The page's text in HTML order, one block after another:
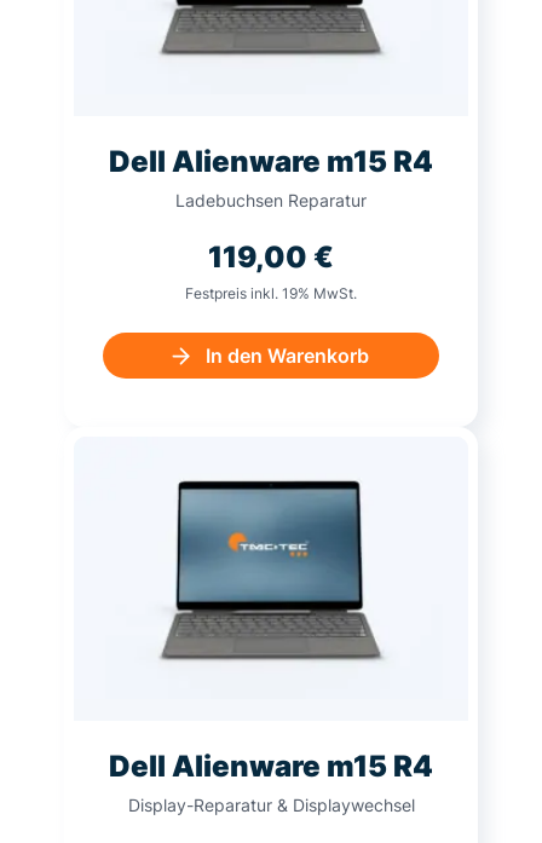
Dell Alienware m15 R4
Ladebuchsen Reparatur
119,00 €
Festpreis inkl. 19% MwSt.
In den Warenkorb
Dell Alienware m15 R4
Display-Reparatur & Displaywechsel